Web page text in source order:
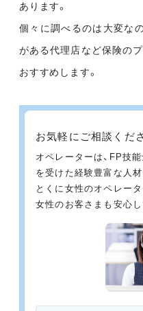
あります。
個々に調べるのは大変な
がある代理店など保険の
おすすめします。
お気軽にご相談くださ
オペレーターは、FP技
を受けた経験豊富な人材
とくに女性のオペレー
女性のお客さまも安心し